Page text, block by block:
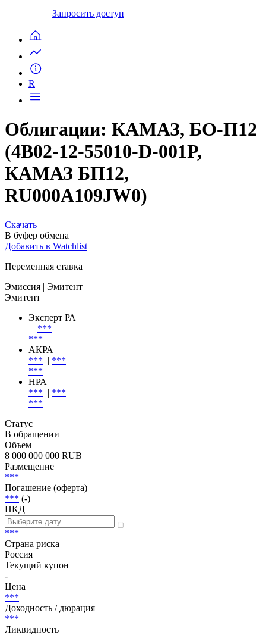
Запросить доступ
R
Облигации: КАМАЗ, БО-П12
(4B02-12-55010-D-001P,
КАМАЗ БП12,
RU000A109JW0)
Скачать
В буфер обмена
Добавить в Watchlist
Переменная ставка
Эмиссия | Эмитент
Эмитент
Эксперт РА
| ***
***
АКРА
*** | ***
***
НРА
*** | ***
***
Статус
В обращении
Объем
8 000 000 000 RUB
Размещение
***
Погашение (оферта)
*** (-)
НКД
***
Страна риска
Россия
Текущий купон
-
Цена
***
Доходность / дюрация
***
Ликвидность